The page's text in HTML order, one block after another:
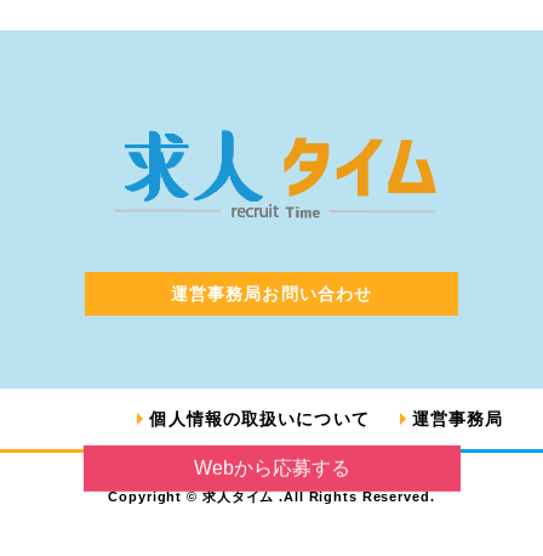
Webから応募する
運営事務局お問い合わせ
個人情報の取扱いについて 運営事務局
Copyright © 求人タイム .All Rights Reserved.